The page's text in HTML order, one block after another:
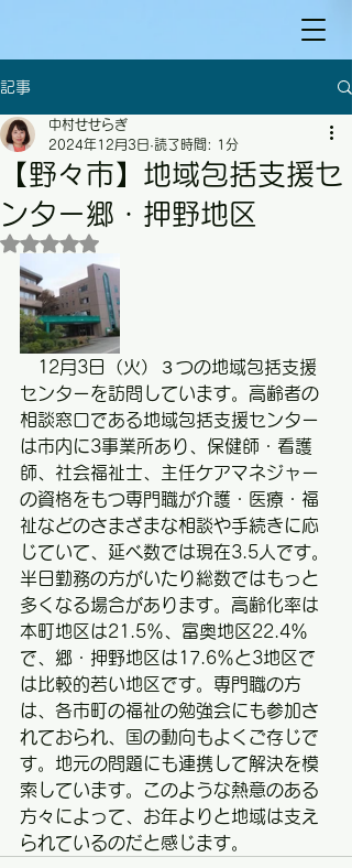
記事
【野々市】地域包括支援セ
ンター郷・押野地区
中村せせらぎ
2024年12月3日 読了時間: 1分
5つ星のうちNaNと評価されています。
12月3日（火）３つの地域包括支援
センターを訪問しています。高齢者の
相談窓口である地域包括支援センター
は市内に3事業所あり、保健師・看護
師、社会福祉士、主任ケアマネジャー
の資格をもつ専門職が介護・医療・福
祉などのさまざまな相談や手続きに応
じていて、延べ数では現在3.5人です。
半日勤務の方がいたり総数ではもっと
多くなる場合があります。高齢化率は
本町地区は21.5％、富奥地区22.4％
で、郷・押野地区は17.6％と3地区で
は比較的若い地区です。専門職の方
は、各市町の福祉の勉強会にも参加さ
れておられ、国の動向もよくご存じで
す。地元の問題にも連携して解決を模
索しています。このような熱意のある
方々によって、お年よりと地域は支え
られているのだと感じます。